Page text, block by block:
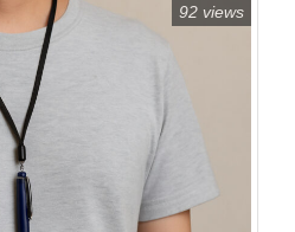
92 views